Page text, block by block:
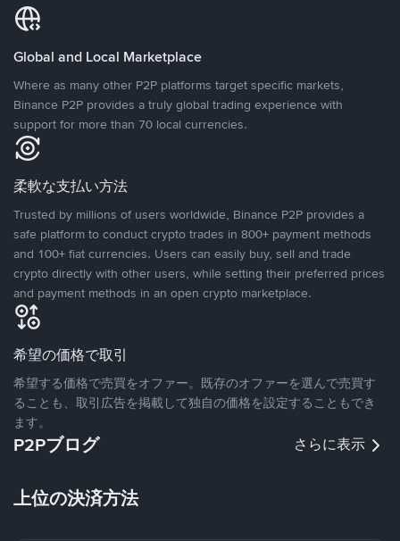
Global and Local Marketplace
Where as many other P2P platforms target specific markets,
Binance P2P provides a truly global trading experience with
support for more than 70 local currencies.
柔軟な支払い方法
Trusted by millions of users worldwide, Binance P2P provides a
safe platform to conduct crypto trades in 800+ payment methods
and 100+ fiat currencies. Users can easily buy, sell and trade
crypto directly with other users, while setting their preferred prices
and payment methods in an open crypto marketplace.
希望の価格で取引
希望する価格で売買をオファー。既存のオファーを選んで売買す
ることも、取引広告を掲載して独自の価格を設定することもでき
ます。
P2Pブログ さらに表示
上位の決済方法